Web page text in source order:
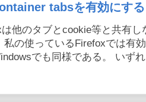
tabsを有効にする
他のタブとcookie等と共有
私の使っているFirefoxでは有
でも同様である。 いず